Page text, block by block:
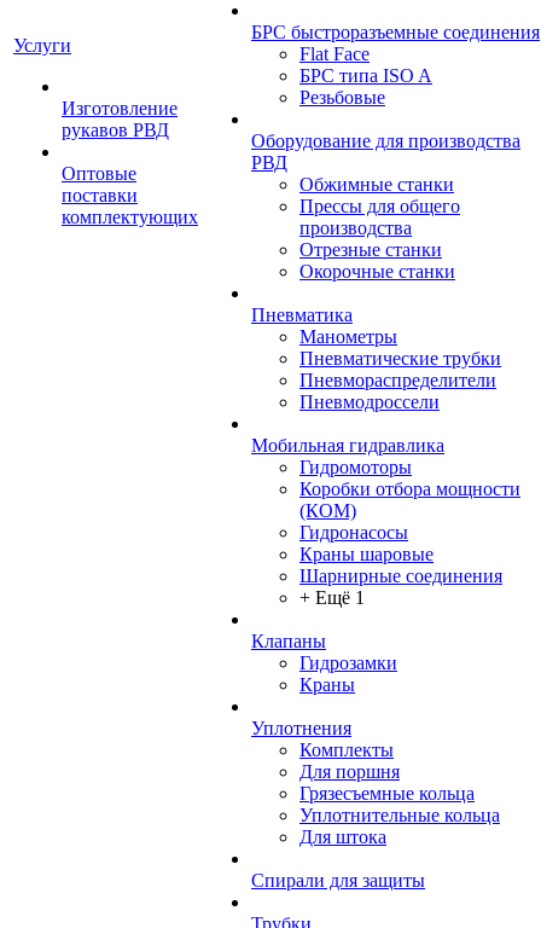
Услуги
Изготовление
рукавов РВД
Оптовые
поставки
комплектующих
БРС быстроразъемные соединения
Flat Face
БРС типа ISO A
Резьбовые
Оборудование для производства
РВД
Обжимные станки
Прессы для общего
производства
Отрезные станки
Окорочные станки
Пневматика
Манометры
Пневматические трубки
Пневмораспределители
Пневмодроссели
Мобильная гидравлика
Гидромоторы
Коробки отбора мощности
(КОМ)
Гидронасосы
Краны шаровые
Шарнирные соединения
+ Ещё 1
Клапаны
Гидрозамки
Краны
Уплотнения
Комплекты
Для поршня
Грязесъемные кольца
Уплотнительные кольца
Для штока
Спирали для защиты
Трубки